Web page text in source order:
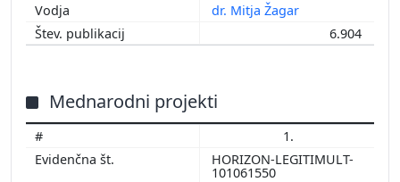
dr. Mitja Žagar
6.904
Mednarodni projekti
1.
HORIZON-LEGITIMULT-
101061550